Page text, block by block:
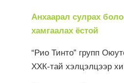
Анхаарал сулрах
хамгаалах ёстой
“Рио Тинто” групп
ХХК-тай хэлцэлцээр